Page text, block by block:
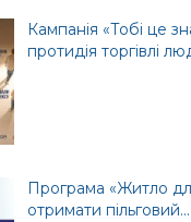
Кампанія «Тобі це
протидія торгівлі
Програма «Житло
отримати пільговий...